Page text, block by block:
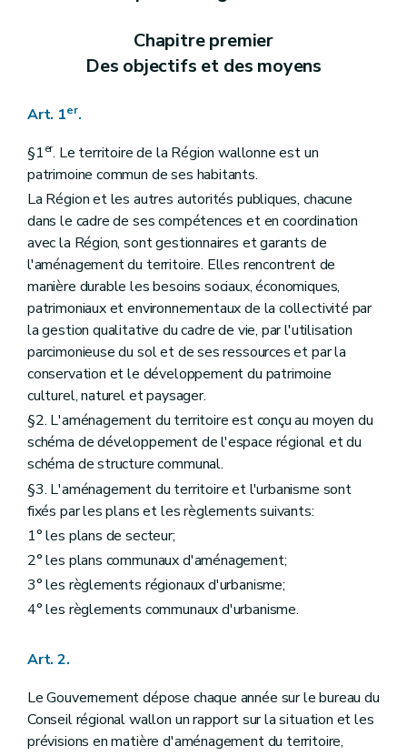
Art. 22
Art. 23
Section 3 (Destination et prescriptions générales des zones, tracés de réseaux d'infrastructures principales
Art. 24
Art. 28
Art. 29
Art. 30
Art. 31
Art. 31bis
Art. 32
Art. 33
Art. 34
Art. 34bis
Art. 35
Art. 36
Art. 37
Art. 38
Art. 39
Art. 39bis
Art. 40
Art. 41
Section 4 Procédure d'élaboration
Art. 42
Art. 44
Art. 45
Section 5 Procédure et prescriptions de révision
Chapitre III Du plan communal d'aménagement
Section première Généralités
Art. 47
Section 2 Contenu
Art. 50
Art. 51
Art. 52
Section 4 Procédure de révision
Chapitre premier
Des objectifs et des moyens
Art. 1er.
§1er. Le territoire de la Région wallonne est un
patrimoine commun de ses habitants.
La Région et les autres autorités publiques, chacune
dans le cadre de ses compétences et en coordination
avec la Région, sont gestionnaires et garants de
l'aménagement du territoire. Elles rencontrent de
manière durable les besoins sociaux, économiques,
patrimoniaux et environnementaux de la collectivité par
la gestion qualitative du cadre de vie, par l'utilisation
parcimonieuse du sol et de ses ressources et par la
conservation et le développement du patrimoine
culturel, naturel et paysager.
§2. L'aménagement du territoire est conçu au moyen du
schéma de développement de l'espace régional et du
schéma de structure communal.
§3. L'aménagement du territoire et l'urbanisme sont
fixés par les plans et les règlements suivants:
1° les plans de secteur;
2° les plans communaux d'aménagement;
3° les règlements régionaux d'urbanisme;
4° les règlements communaux d'urbanisme.
Art. 2.
Le Gouvernement dépose chaque année sur le bureau du
Conseil régional wallon un rapport sur la situation et les
prévisions en matière d'aménagement du territoire,